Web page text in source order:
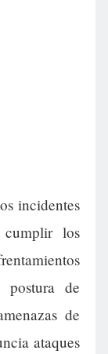
incidentes
cumplir los
postura de
de
ataques